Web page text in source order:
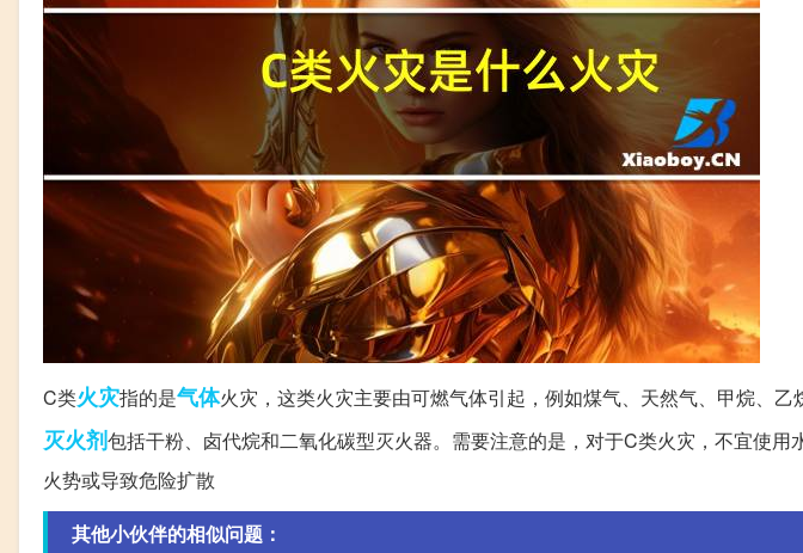
C类火灾指的是气体火灾，这类火灾主要由可燃气体引起，例如煤气、天然气、甲烷、
灭火剂包括干粉、卤代烷和二氧化碳型灭火器。需要注意的是，对于C类火灾，不宜使
火势或导致危险扩散
其他小伙伴的相似问题：